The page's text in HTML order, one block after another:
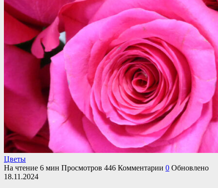
Цветы
На чтение 6 мин Просмотров 446 Комментарии 0 Обновлено
18.11.2024